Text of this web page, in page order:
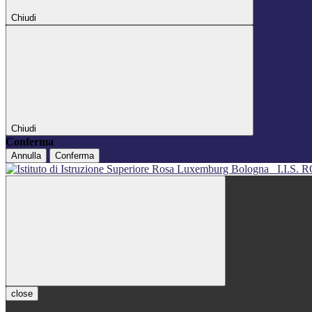
Chiudi
Chiudi
Conferma
Annulla Conferma
I.I.S.
close